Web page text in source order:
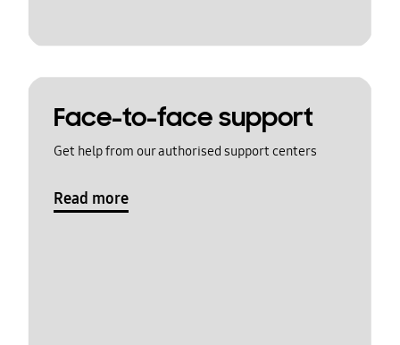
Face-to-face support
Get help from our authorised support centers
Read more